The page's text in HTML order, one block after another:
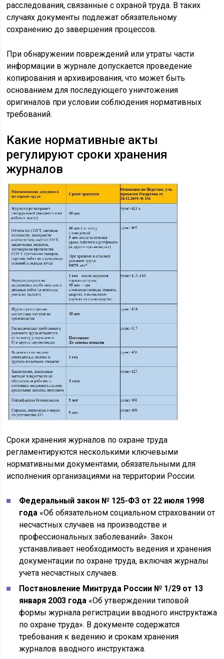
расследования, связанные с охраной труда. В таких
случаях документы подлежат обязательному
сохранению до завершения процессов.
При обнаружении повреждений или утраты части
информации в журнале допускается проведение
копирования и архивирования, что может быть
основанием для последующего уничтожения
оригиналов при условии соблюдения нормативных
требований.
Какие нормативные акты
регулируют сроки хранения
журналов
Сроки хранения журналов по охране труда
регламентируются несколькими ключевыми
нормативными документами, обязательными для
исполнения организациями на территории России.
Федеральный закон № 125-ФЗ от 22 июля 1998
года «Об обязательном социальном страховании от
несчастных случаев на производстве и
профессиональных заболеваний». Закон
устанавливает необходимость ведения и хранения
документации по охране труда, включая журналы
учета несчастных случаев.
Постановление Минтруда России № 1/29 от 13
января 2003 года «Об утверждении типовой
формы журнала регистрации вводного инструктажа
по охране труда». В документе содержатся
требования к ведению и срокам хранения
журналов вводного инструктажа.